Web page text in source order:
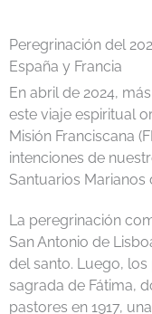
Peregrinación del
España y Francia
En abril de 2024,
este viaje espiritual
Misión Franciscana
intenciones de
Santuarios Marianos
La peregrinación
San Antonio de
del santo. Luego,
sagrada de Fátima,
pastores en 1917,